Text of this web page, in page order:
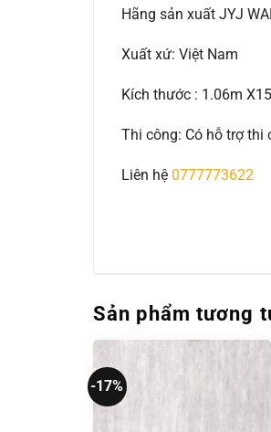
Hãng sản xuất JYJ
Xuất xứ: Việt Nam
Kích thước : 1.06m
Thi công: Có hỗ trợ thi
Liên hệ 0777773622
Sản phẩm tương
-17%